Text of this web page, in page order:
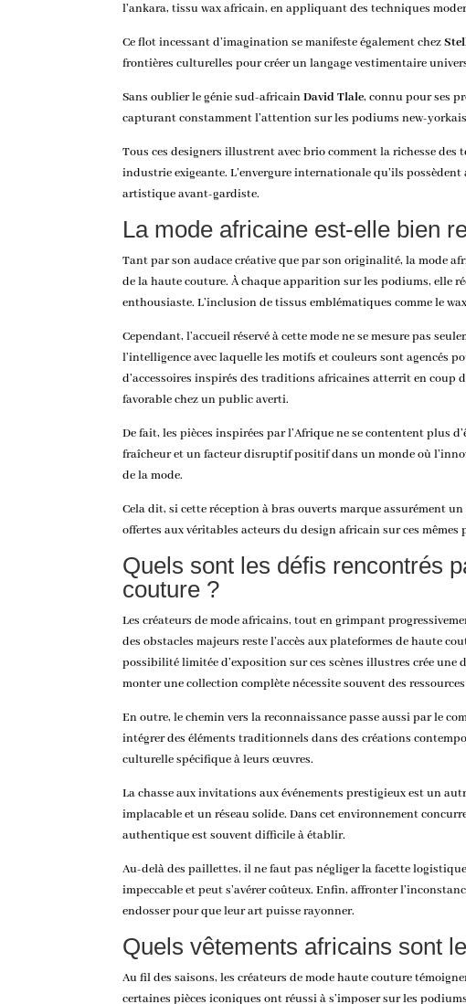
l’ankara, tissu wax africain, en appliquant des techniques
Ce flot incessant d’imagination se manifeste également chez
frontières culturelles pour créer un langage vestimentaire
Sans oublier le génie sud-africainDavid Tlale, connu pour ses
capturant constamment l’attention sur les podiums new-
Tous ces designers illustrent avec brio comment la richesse
industrie exigeante. L’envergure internationale qu’ils
artistique avant-gardiste.
La mode africaine est-elle bien
Tant par son audace créative que par son originalité, la mode
de la haute couture. À chaque apparition sur les podiums, elle
enthousiaste. L’inclusion de tissus emblématiques comme le
Cependant, l’accueil réservé à cette mode ne se mesure pas
l’intelligence avec laquelle les motifs et couleurs sont agencés
d’accessoires inspirés des traditions africaines atterrit en coup
favorable chez un public averti.
De fait, les pièces inspirées par l’Afrique ne se contentent plus
fraîcheur et un facteur disruptif positif dans un monde où
de la mode.
Cela dit, si cette réception à bras ouverts marque assurément
offertes aux véritables acteurs du design africain sur ces
Quels sont les défis rencontrés
couture ?
Les créateurs de mode africains, tout en grimpant
des obstacles majeurs reste l’accès aux plateformes de haute
possibilité limitée d’exposition sur ces scènes illustres crée
monter une collection complète nécessite souvent des
En outre, le chemin vers la reconnaissance passe aussi par le
intégrer des éléments traditionnels dans des créations
culturelle spécifique à leurs œuvres.
La chasse aux invitations aux événements prestigieux est un
implacable et un réseau solide. Dans cet environnement
authentique est souvent difficile à établir.
Au-delà des paillettes, il ne faut pas négliger la facette
impeccable et peut s’avérer coûteux. Enfin, affronter
endosser pour que leur art puisse rayonner.
Quels vêtements africains sont
Au fil des saisons, les créateurs de mode haute couture
certaines pièces iconiques ont réussi à s’imposer sur les